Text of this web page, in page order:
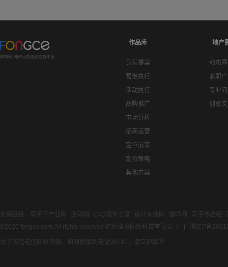
作品库
竞标提案
营推执行
活动执行
品牌推广
市场分析
招商运营
定位前策
定价策略
其他方案
地产
动态
兼职
专业
创意
友情链接: 房天下产业网 活动网 C4D插件之家 设计先锋网 猫啃网 写字楼出租
©2020 fongce.com.All rights reserved 杭州烽格网络科技有限公司
浙ICP备
为了防范电信网络诈骗，如网民接到电话96110，请立即接听